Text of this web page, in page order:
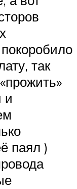
так
и
паял )